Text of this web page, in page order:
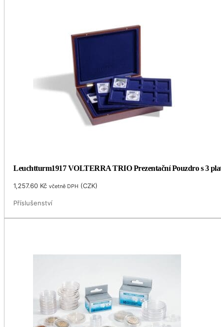
Leuchtturm1917 VOLTERRA TRIO Prezentační Pouzdro s 3
1,257.60 Kč včetně DPH (CZK)
Příslušenství